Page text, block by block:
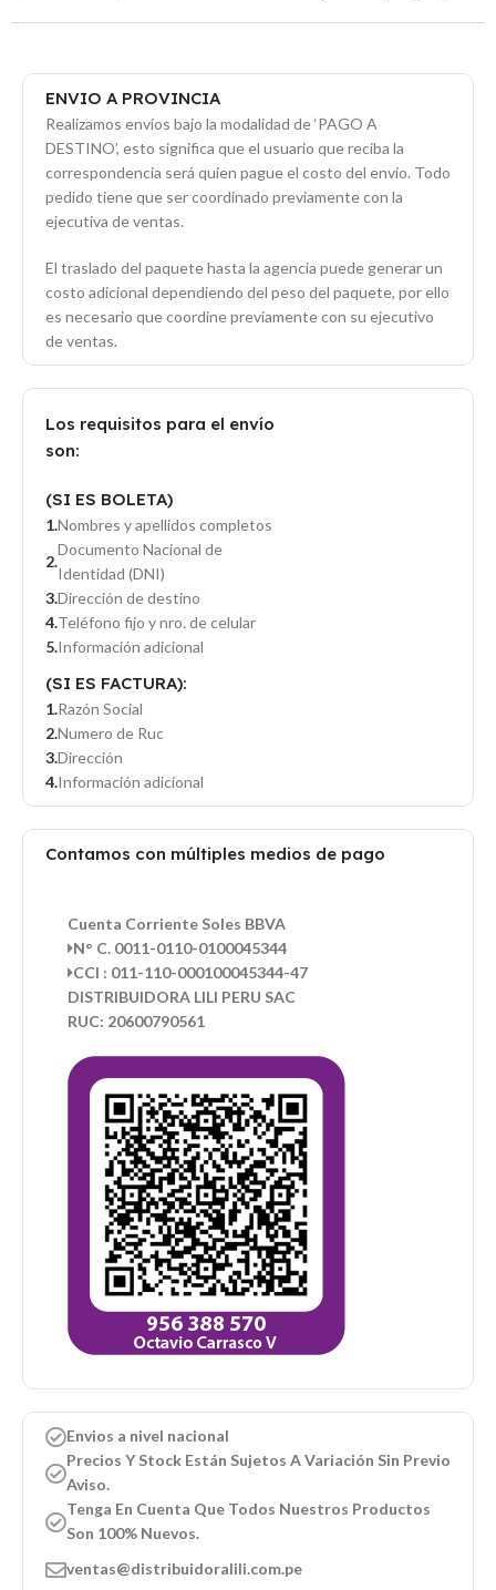
ENVIO A PROVINCIA
Realizamos envíos bajo la modalidad de ‘PAGO A
DESTINO’, esto significa que el usuario que reciba la
correspondencia será quien pague el costo del envío. Todo
pedido tiene que ser coordinado previamente con la
ejecutiva de ventas.
El traslado del paquete hasta la agencia puede generar un
costo adicional dependiendo del peso del paquete, por ello
es necesario que coordine previamente con su ejecutivo
de ventas.
Los requisitos para el envío
son:
(SI ES BOLETA)
Nombres y apellidos completos
Documento Nacional de
Identidad (DNI)
Dirección de destino
Teléfono fijo y nro. de celular
Información adicional
(SI ES FACTURA):
Razón Social
Numero de Ruc
Dirección
Información adicional
Contamos con múltiples medios de pago
Cuenta Corriente Soles BBVA
N° C. 0011-0110-0100045344
CCI : 011-110-000100045344-47
DISTRIBUIDORA LILI PERU SAC
RUC: 20600790561
Envios a nivel nacional
Precios Y Stock Están Sujetos A Variación Sin Previo
Aviso.
Tenga En Cuenta Que Todos Nuestros Productos
Son 100% Nuevos.
ventas@distribuidoralili.com.pe